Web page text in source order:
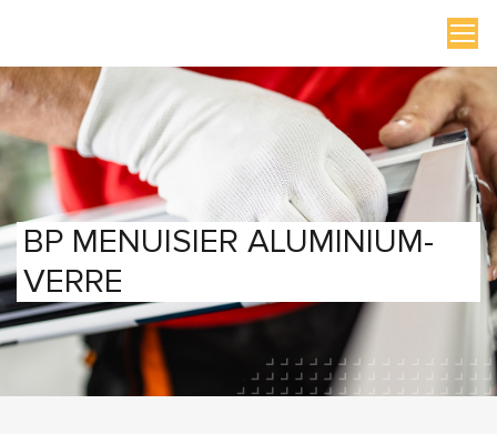
BP MENUISIER ALUMINIUM-
VERRE